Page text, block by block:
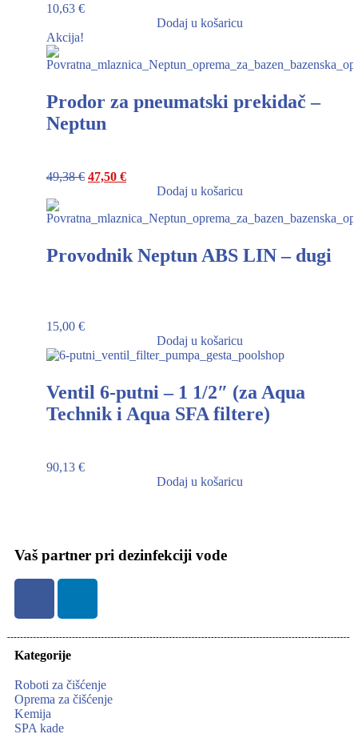
10,63 €
Dodaj u košaricu
Akcija!
Prodor za pneumatski prekidač –
Neptun
49,38€ 47,50 €
Dodaj u košaricu
Provodnik Neptun ABS LIN – dugi
15,00 €
Dodaj u košaricu
Ventil 6-putni – 1 1/2″ (za Aqua
Technik i Aqua SFA filtere)
90,13 €
Dodaj u košaricu
Vaš partner pri dezinfekciji vode
Kategorije
Roboti za čišćenje
Oprema za čišćenje
Kemija
SPA kade